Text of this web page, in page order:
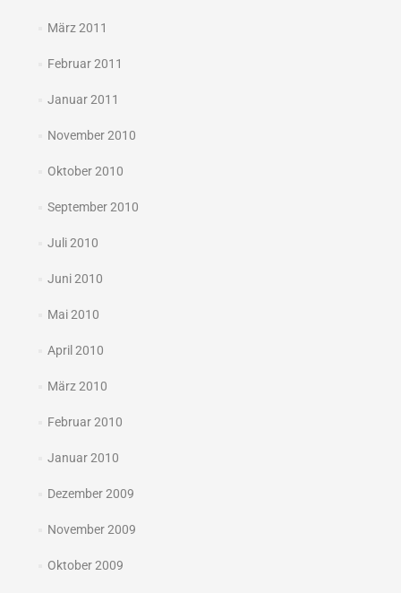
März 2011
Februar 2011
Januar 2011
November 2010
Oktober 2010
September 2010
Juli 2010
Juni 2010
Mai 2010
April 2010
März 2010
Februar 2010
Januar 2010
Dezember 2009
November 2009
Oktober 2009